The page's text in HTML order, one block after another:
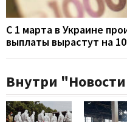
С 1 марта в Украине
выплаты вырастут на
Внутри